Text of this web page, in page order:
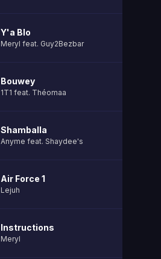
Y'a Blo
Meryl feat. Guy2Bezbar
Bouwey
1T1 feat. Théomaa
Shamballa
Anyme feat. Shaydee's
Air Force 1
Lejuh
Instructions
Meryl